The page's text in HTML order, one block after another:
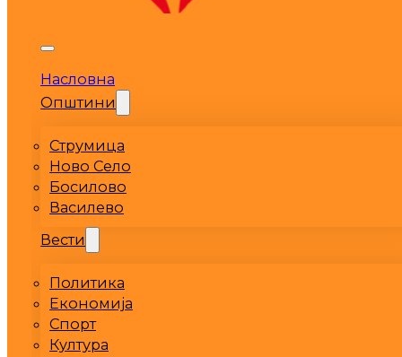
Насловна
Општини
Струмица
Ново Село
Босилово
Василево
Вести
Политика
Економија
Спорт
Култура